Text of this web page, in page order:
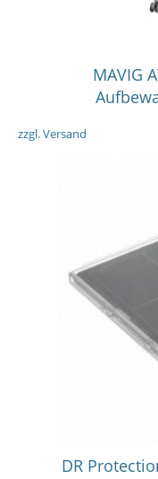
in
MAVIG
zzgl. Versand
DR